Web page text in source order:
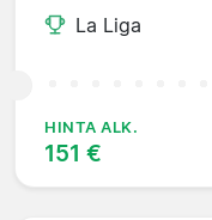
La Liga
HINTA ALK.
151 €